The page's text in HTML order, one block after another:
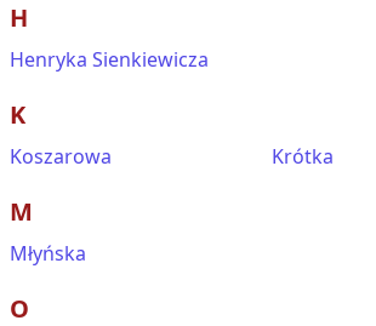
H
Henryka Sienkiewicza
K
Koszarowa Krótka
M
Młyńska
O